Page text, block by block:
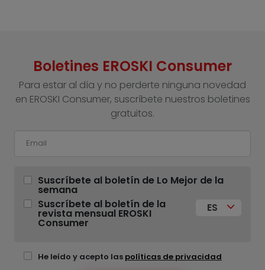
Boletines EROSKI Consumer
Para estar al día y no perderte ninguna novedad
en EROSKI Consumer, suscríbete nuestros boletines
gratuitos.
Suscríbete al boletín de Lo Mejor de la
semana
Suscríbete al boletín de la
revista mensual EROSKI
Consumer
ES
He leído y acepto las políticas de privacidad